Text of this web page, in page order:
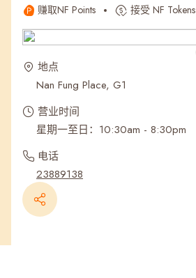
最近搜寻纪录
赚取NF Points 接受 NF Tokens
地点
Nan Fung Place, G1
营业时间
星期一至日：10:30am - 8:30pm
电话
23889138